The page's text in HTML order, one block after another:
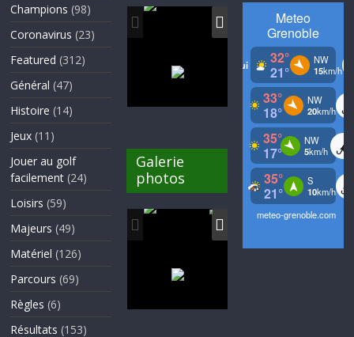
Champions (98)
Coronavirus (23)
Featured (312)
Général (47)
Histoire (14)
Jeux (11)
Jouer au golf
facilement (24)
Loisirs (59)
Majeurs (49)
Matériel (126)
Parcours (69)
Règles (6)
Résultats (153)
Galerie
photos